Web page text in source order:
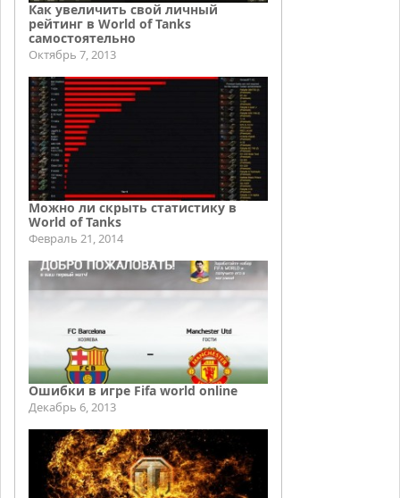
Как увеличить свой личный
рейтинг в World of Tanks
самостоятельно
Октябрь 7, 2013
Можно ли скрыть статистику в
World of Tanks
Февраль 21, 2014
Ошибки в игре Fifa world online
Декабрь 6, 2013